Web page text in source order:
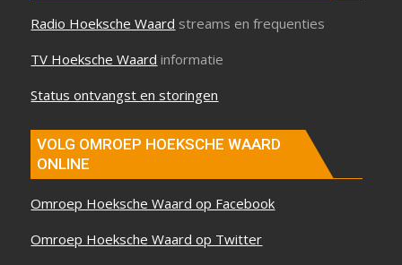
Radio Hoeksche Waard streams en frequenties
TV Hoeksche Waard informatie
Status ontvangst en storingen
VOLG OMROEP HOEKSCHE WAARD
ONLINE
Omroep Hoeksche Waard op Facebook
Omroep Hoeksche Waard op Twitter